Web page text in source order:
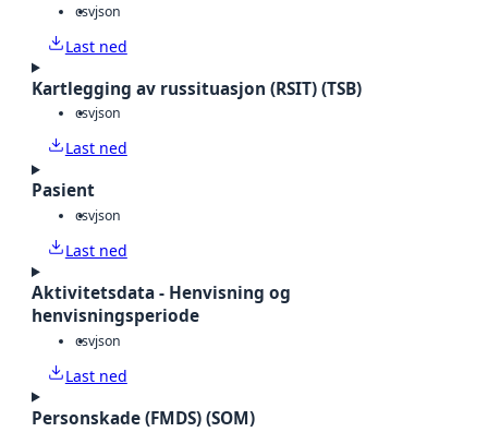
csvjson
Last ned
Kartlegging av russituasjon (RSIT) (TSB)
csvjson
Last ned
Pasient
csvjson
Last ned
Aktivitetsdata - Henvisning og
henvisningsperiode
csvjson
Last ned
Personskade (FMDS) (SOM)